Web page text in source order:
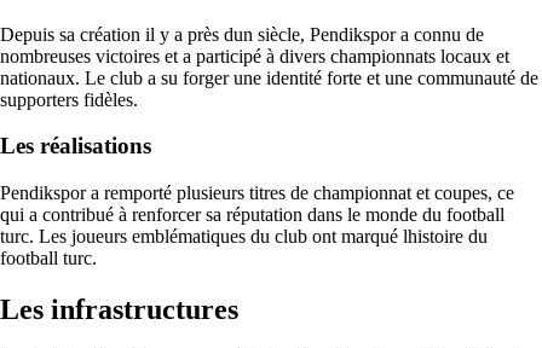
Depuis sa création il y a près dun siècle, Pendikspor a connu de
nombreuses victoires et a participé à divers championnats locaux et
nationaux. Le club a su forger une identité forte et une communauté de
supporters fidèles.
Les réalisations
Pendikspor a remporté plusieurs titres de championnat et coupes, ce
qui a contribué à renforcer sa réputation dans le monde du football
turc. Les joueurs emblématiques du club ont marqué lhistoire du
football turc.
Les infrastructures